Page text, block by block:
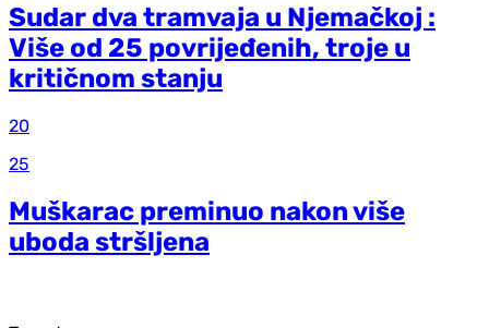
Sudar dva tramvaja u Njemačkoj :
Više od 25 povrijeđenih, troje u
kritičnom stanju
20
25
Muškarac preminuo nakon više
uboda stršljena